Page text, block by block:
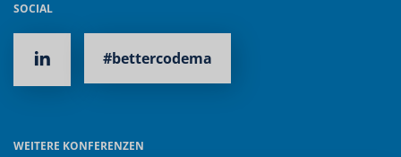
SOCIAL
#bettercodema
WEITERE KONFERENZEN